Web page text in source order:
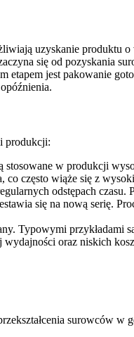
uzyskanie produktu
się od pozyskania
etapem jest pakowanie
produkcji:
w produkcji
często wiąże się z
odstępach czasu.
się na nową serię.
Typowymi
wydajności oraz niskich
surowców w